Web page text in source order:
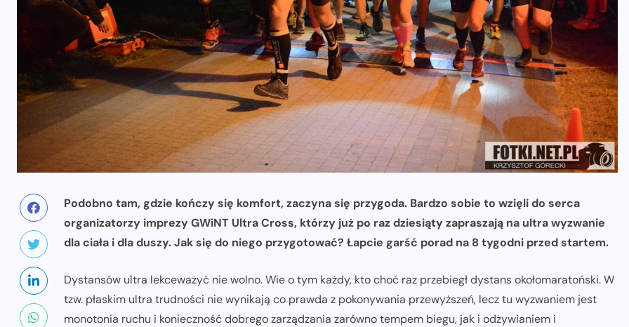
Podobno tam, gdzie kończy się komfort, zaczyna się przygoda. Bardzo sobie to wzięli do serca
organizatorzy imprezy GWiNT Ultra Cross, którzy już po raz dziesiąty zapraszają na ultra wyzwanie
dla ciała i dla duszy. Jak się do niego przygotować? Łapcie garść porad na 8 tygodni przed startem.
Dystansów ultra lekceważyć nie wolno. Wie o tym każdy, kto choć raz przebiegł dystans okołomaratoński. W
tzw. płaskim ultra trudności nie wynikają co prawda z pokonywania przewyższeń, lecz tu wyzwaniem jest
monotonia ruchu i konieczność dobrego zarządzania zarówno tempem biegu, jak i odżywianiem i